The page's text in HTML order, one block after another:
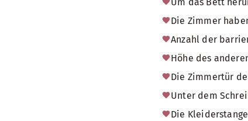
Die Zimmer
Anzahl der
Höhe des
Die Zimmertür
Unter dem
Die